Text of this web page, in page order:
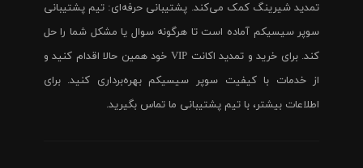
تمدید شیرینگ کمک می‌کند. پشتیبانی حرفه‌ای: تیم پشتیبانی
سوپر سیسیکم آماده است تا هرگونه سوال یا مشکل شما را حل
کند. برای خرید و تمدید اکانت VIP خود همین حالا اقدام کنید و
از خدمات با کیفیت سوپر سیسیکم بهره‌برداری کنید. برای
اطلاعات بیشتر، با تیم پشتیبانی ما تماس بگیرید.